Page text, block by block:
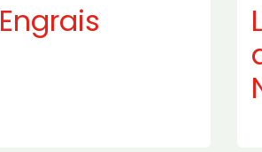
Engrais